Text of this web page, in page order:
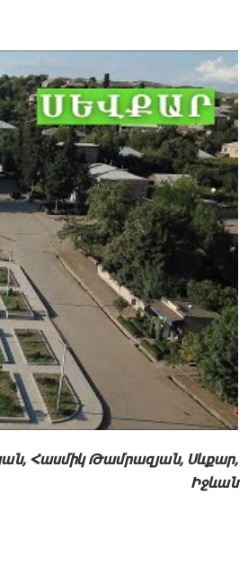
Հասմիկ Թամրազյան, Սևքար,
Իջևան